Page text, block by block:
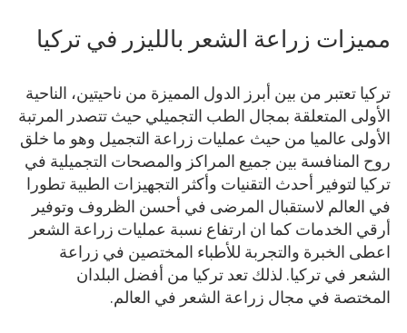
مميزات زراعة الشعر بالليزر في تركيا
تركيا تعتبر من بين أبرز الدول المميزة من ناحيتين، الناحية
الأولى المتعلقة بمجال الطب التجميلي حيث تتصدر المرتبة
الأولى عالميا من حيث عمليات زراعة التجميل وهو ما خلق
روح المنافسة بين جميع المراكز والمصحات التجميلية في
تركيا لتوفير أحدث التقنيات وأكثر التجهيزات الطبية تطورا
في العالم لاستقبال المرضى في أحسن الظروف وتوفير
أرقي الخدمات كما ان ارتفاع نسبة عمليات زراعة الشعر
اعطى الخبرة والتجربة للأطباء المختصين في زراعة
الشعر في تركيا. لذلك تعد تركيا من أفضل البلدان
المختصة في مجال زراعة الشعر في العالم.